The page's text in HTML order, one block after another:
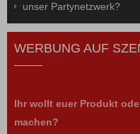
unser Partynetzwerk?
WERBUNG AUF
Ihr wollt euer Produkt
machen?